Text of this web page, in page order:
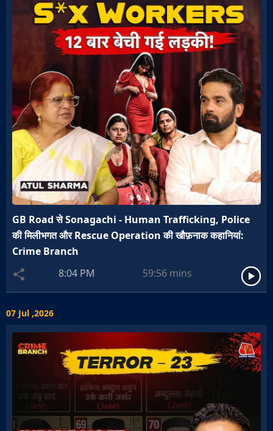
GB Road से Sonagachi - Human Trafficking, Police
की मिलीभगत और Rescue Operation की खौफ़नाक कहानियां:
Crime Branch
8:04 PM
59:56 mins
07 Jul ,2026